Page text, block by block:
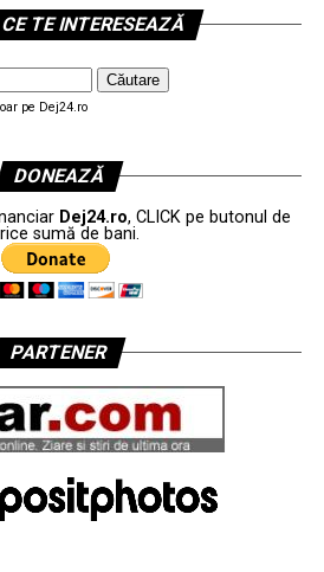
TE INTERESEAZĂ
pe Dej24.ro
DONEAZĂ
Dej24.ro, CLICK pe butonul de
sumă de bani.
PARTENER